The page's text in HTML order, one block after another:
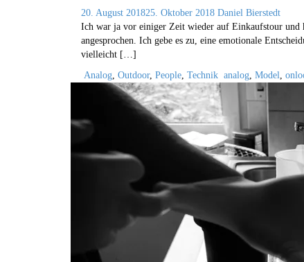
20. August 201825. Oktober 2018 Daniel Bierstedt
Ich war ja vor einiger Zeit wieder auf Einkaufstour und
angesprochen. Ich gebe es zu, eine emotionale
vielleicht […]
Analog, Outdoor, People, Technik analog, Model,